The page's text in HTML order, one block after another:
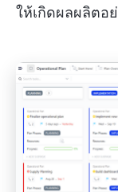
ให้เกิดผลผลิตอย่